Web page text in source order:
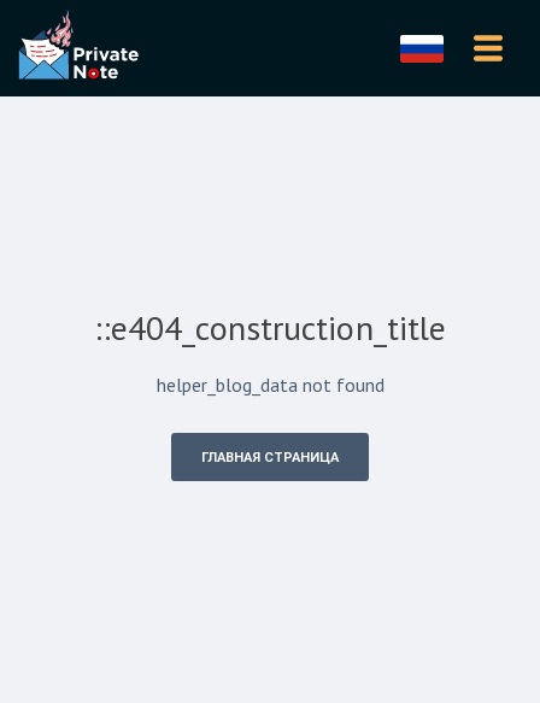
::e404_construction_title
helper_blog_data not found
ГЛАВНАЯ СТРАНИЦА